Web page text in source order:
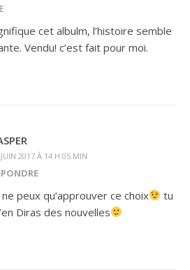
cet albulm, l’histoire semble
Vendu! c’est fait pour moi.
2017 À 14 H 05 MIN
ne peux qu’approuver ce choix
tu
Diras des nouvelles